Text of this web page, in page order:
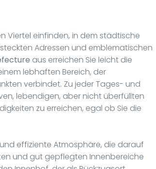
Viertel einfinden, in dem städtische
Adressen und emblematischen
aus erreichen Sie leicht die
lebhaften Bereich, der
verbindet. Zu jeder Tages- und
lebendigen, aber nicht überfüllten
zu erreichen, egal ob Sie die
effiziente Atmosphäre, die darauf
und gut gepflegten Innenbereiche